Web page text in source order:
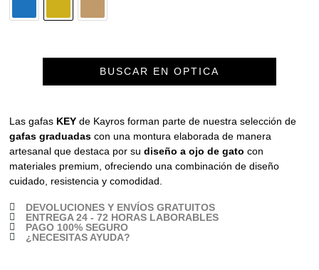
BUSCAR EN OPTICA
Las gafas KEYde Kayros forman parte de nuestra selección de
gafas graduadas con una montura elaborada de manera
artesanal que destaca por sudiseño a ojo de gatocon
materiales premium, ofreciendo una combinación de diseño
cuidado, resistencia y comodidad.
DEVOLUCIONES Y ENVÍOS GRATUITOS
ENTREGA 24 - 72 HORAS LABORABLES
PAGO 100% SEGURO
¿NECESITAS AYUDA?